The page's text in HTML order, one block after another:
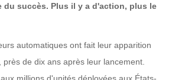
du succès. Plus il y a d'action, plus le
automatiques ont fait leur apparition
près de dix ans après leur lancement.